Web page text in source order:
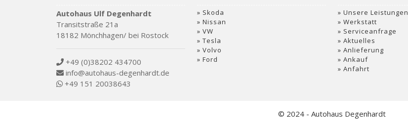
Autohaus Ulf Degenhardt
Transitstraße 21a
18182 Mönchhagen/ bei Rostock
+49 (0)38202 434700
info@autohaus-degenhardt.de
+49 151 20038643
Skoda
Nissan
VW
Tesla
Volvo
Ford
Unsere Leistungen
Werkstatt
Serviceanfrage
Aktuelles
Anlieferung
Ankauf
Anfahrt
© 2024 - Autohaus Degenhardt